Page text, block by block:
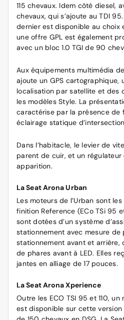
115 chevaux. Idem côté diesel,
chevaux, qui s’ajoute au TDI
dernier est disponible au choix
une offre GPL est également
avec un bloc 1.0 TGI de 90
Aux équipements multimédia
ajoute un GPS cartographique,
localisation par satellite et des
les modèles Style. La
caractérise par la présence de
éclairage statique
Dans l’habitacle, le levier de
parent de cuir, et un
apparition.
La Seat Arona Urban
Les moteurs de l’Urban sont
finition Reference (ECo TSi 95
sont dotées d’un système
stationnement avec mesure de
stationnement avant et arrière,
de phares avant à LED. Elles
jantes en alliage de 17 pouces.
La Seat Arona Xperience
Outre les ECO TSI 95 et 110,
est disponible sur cette version